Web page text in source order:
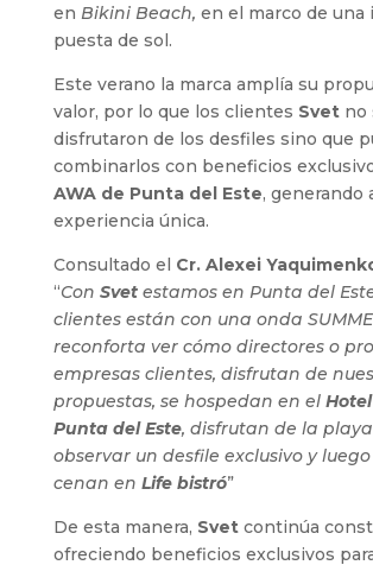
en Bikini Beach, en el marco de una
puesta de sol.
Este verano la marca amplía su
valor, por lo que los clientes Svetno
disfrutaron de los desfiles sino que
combinarlos con beneficios
AWA de Punta del Este, generando
experiencia única.
Consultado el Cr. Alexei
“Con Svetestamos en Punta del
clientes están con una onda
reconforta ver cómo directores o
empresas clientes, disfrutan de
propuestas, se hospedan en el
Punta del Este, disfrutan de la
observar un desfile exclusivo y
cenan en Life bistró”
De esta manera, Svetcontinúa
ofreciendo beneficios exclusivos